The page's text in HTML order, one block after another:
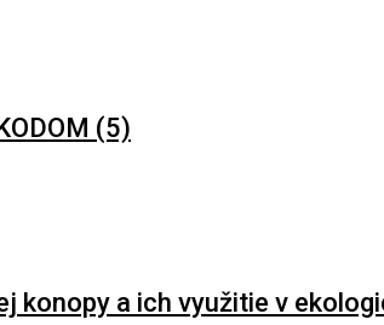
(5)
konopy a ich využitie v